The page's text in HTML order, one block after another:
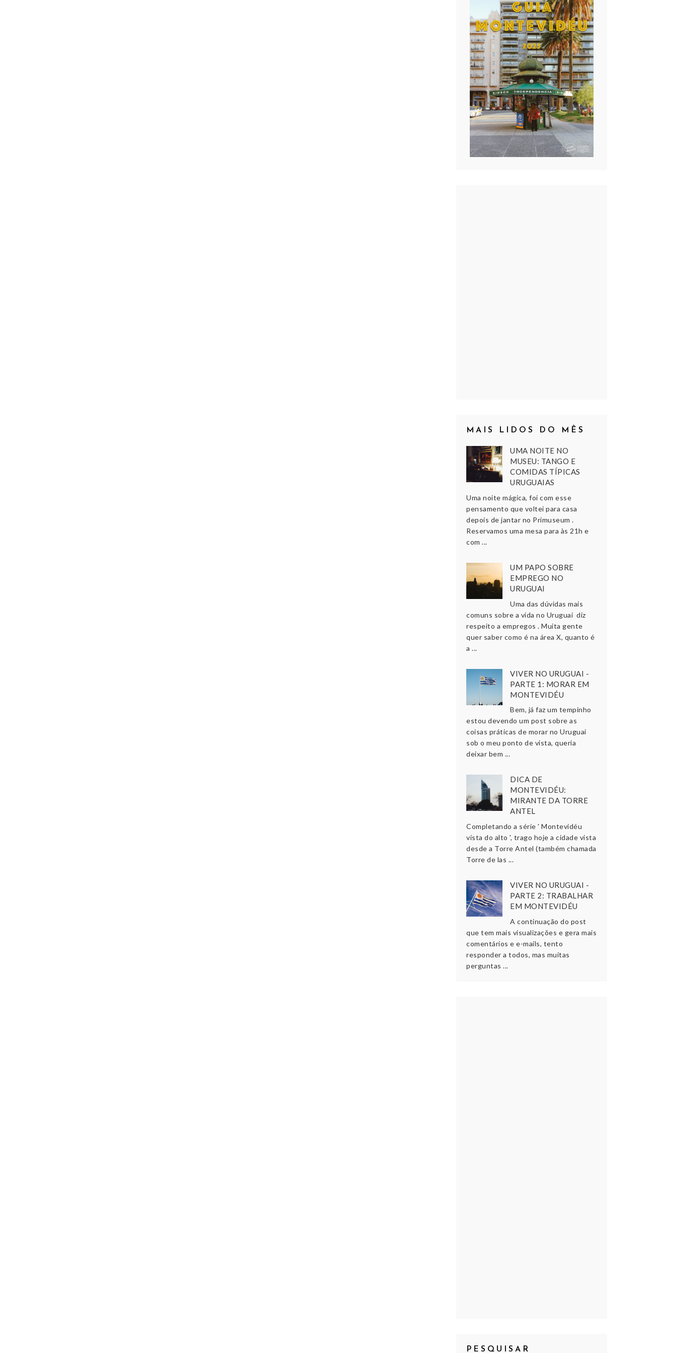
MAIS LIDOS DO MÊS
UMA NOITE NO
MUSEU: TANGO E
COMIDAS TÍPICAS
URUGUAIAS
Uma noite mágica, foi com esse
pensamento que voltei para casa
depois de jantar no Primuseum .
Reservamos uma mesa para às 21h e
com ...
UM PAPO SOBRE
EMPREGO NO
URUGUAI
Uma das dúvidas mais
comuns sobre a vida no Uruguai diz
respeito a empregos . Muita gente
quer saber como é na área X, quanto é
a ...
VIVER NO URUGUAI -
PARTE 1: MORAR EM
MONTEVIDÉU
Bem, já faz um tempinho
estou devendo um post sobre as
coisas práticas de morar no Uruguai
sob o meu ponto de vista, queria
deixar bem ...
DICA DE
MONTEVIDÉU:
MIRANTE DA TORRE
ANTEL
Completando a série ' Montevidéu
vista do alto ', trago hoje a cidade vista
desde a Torre Antel (também chamada
Torre de las ...
VIVER NO URUGUAI -
PARTE 2: TRABALHAR
EM MONTEVIDÉU
A continuação do post
que tem mais visualizações e gera mais
comentários e e-mails, tento
responder a todos, mas muitas
perguntas ...
PESQUISAR